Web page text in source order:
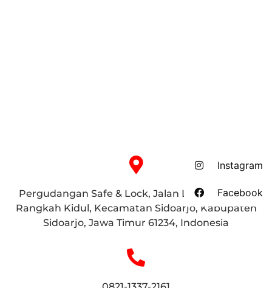
Pergudangan Safe & Lock, Jalan Lingkar Timur,
Rangkah Kidul, Kecamatan Sidoarjo, Kabupaten
Sidoarjo, Jawa Timur 61234, Indonesia
Instagram
Facebook